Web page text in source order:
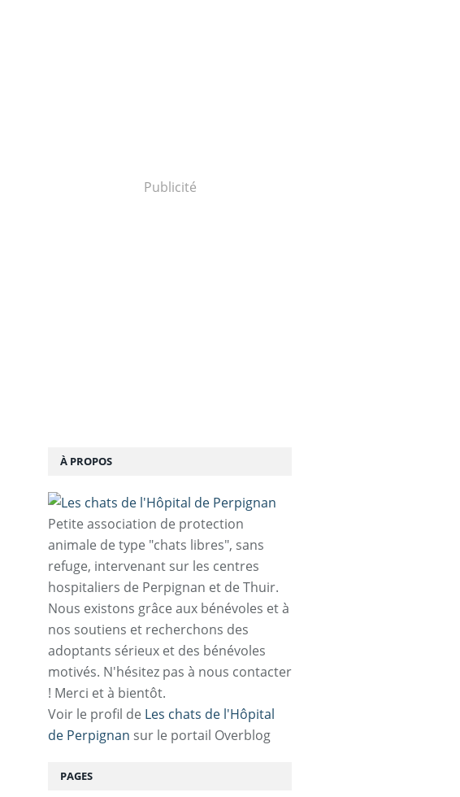
Publicité
À PROPOS
Petite association de protection
animale de type "chats libres", sans
refuge, intervenant sur les centres
hospitaliers de Perpignan et de Thuir.
Nous existons grâce aux bénévoles et à
nos soutiens et recherchons des
adoptants sérieux et des bénévoles
motivés. N'hésitez pas à nous contacter
! Merci et à bientôt.
Voir le profil de Les chats de l'Hôpital
de Perpignan sur le portail Overblog
PAGES